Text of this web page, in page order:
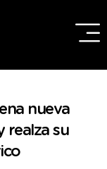
nueva
realza su